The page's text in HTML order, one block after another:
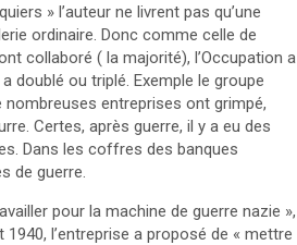
» l’auteur ne livrent pas qu’une
ordinaire. Donc comme celle de
collaboré ( la majorité), l’Occupation a
doublé ou triplé. Exemple le groupe
entreprises ont grimpé,
Certes, après guerre, il y a eu des
Dans les coffres des banques
de guerre.
pour la machine de guerre nazie »,
l’entreprise a proposé de « mettre